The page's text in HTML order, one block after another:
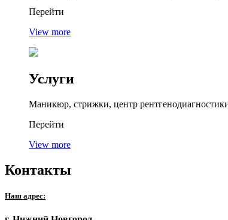
Перейти
View more
Услуги
Маникюр, стрижки, центр
Перейти
View more
Контакты
Наш адрес: